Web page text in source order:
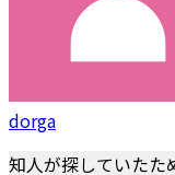
dorga
知人が探していたた